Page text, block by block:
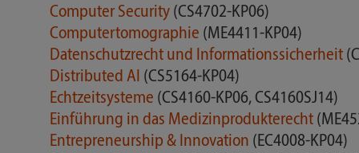
Computer Security (CS4702-KP06)
Computertomographie (ME4411-KP04)
Datenschutzrecht und Informationssicherheit
Distributed AI (CS5164-KP04)
Echtzeitsysteme (CS4160-KP06, CS4160SJ14)
Einführung in das Medizinprodukterecht
Entrepreneurship & Innovation (EC4008-KP04)